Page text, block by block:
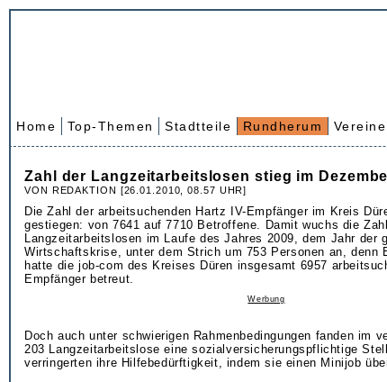
Home Top-Themen Stadtteile Rundherum Vereine
Zahl der Langzeitarbeitslosen stieg im
VON REDAKTION [26.01.2010, 08.57 UHR]
Die Zahl der arbeitsuchenden Hartz IV-Empfänger im Kreis
gestiegen: von 7641 auf 7710 Betroffene. Damit wuchs die
Langzeitarbeitslosen im Laufe des Jahres 2009, dem Jahr der
Wirtschaftskrise, unter dem Strich um 753 Personen an, denn
hatte die job-com des Kreises Düren insgesamt 6957
Empfänger betreut.
Werbung
Doch auch unter schwierigen Rahmenbedingungen fanden im
203 Langzeitarbeitslose eine sozialversicherungspflichtige
verringerten ihre Hilfebedürftigkeit, indem sie einen Minijob